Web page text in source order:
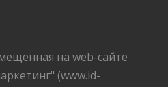
на web-сайте
(www.id-